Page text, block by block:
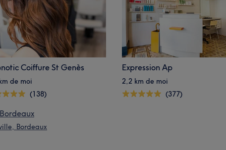
Coiffure St Genès
de moi
(138)
Expression Ap
2,2 km de moi
(377)
Bordeaux